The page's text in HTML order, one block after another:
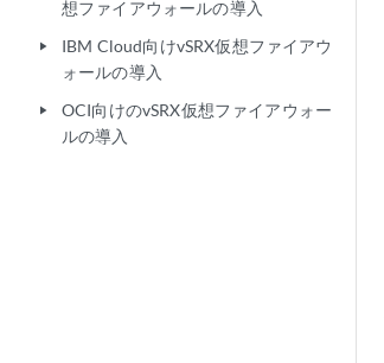
想ファイアウォールの導入
play_arrow
IBM Cloud向けvSRX仮想ファイアウ
ォールの導入
play_arrow
OCI向けのvSRX仮想ファイアウォー
ルの導入